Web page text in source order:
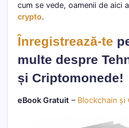
cum se vede, oamenii de aici
crypto.
Înregistrează-te
multe despre
și Criptomonede!
eBook Gratuit – Blockchain și